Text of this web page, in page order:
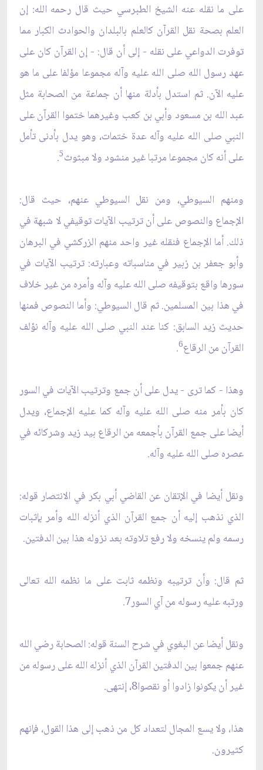
على ما نقله عنه الشيخ الطبرسي حيث قال رحمه الله: إن
العلم بصحة نقل القرآن كالعلم بالبلدان والحوادث الكبار مما
توفرت الدواعي على نقله - إلى أن قال: - إن القرآن كان على
عهد رسول الله صلى الله عليه وآله مجموعا مؤلفا على ما هو
عليه الآن. ثم استدل بأدلة منها أن جماعة من الصحابة مثل
عبد الله بن مسعود وأبي بن كعب وغيرهما ختموا القرآن على
النبي صلى الله عليه وآله عدة ختمات، وهو يدل بأدنى تأمل
على أنه كان مجموعا مرتبا غير منشود ولا مبثوث5
.
ومنهم السيوطي، ومن نقل السيوطي عنهم، حيث قال:
الإجماع والنصوص على أن ترتيب الآيات توقيفي لا شبهة في
ذلك. أما الإجماع فنقله غير واحد منهم الزركشي في البرهان
وأبو جعفر بن زبير في مناسباته وعبارته: ترتيب الآيات في
سورها واقع بتوقيفه صلى الله عليه وآله وأمره من غير خلاف
في هذا بين المسلمين. ثم قال السيوطي: وأما النصوص فمنها
حديث زيد السابق: كنا عند النبي صلى الله عليه وآله نؤلف
القرآن من الرقاع6
.
وهذا - كما ترى - يدل على أن جمع وترتيب الآيات في السور
كان بأمر منه صلى الله عليه وآله كما عليه الإجماع، ويدل
أيضا على جمع القرآن بأجمعه من الرقاع بيد زيد وشركائه في
عصره صلى الله عليه وآله.
ونقل أيضا في الإتقان عن القاضي أبي بكر في الانتصار قوله:
الذي نذهب إليه أن جمع القرآن الذي أنزله الله وأمر بإثبات
رسمه ولم ينسخه ولا رفع تلاوته بعد نزوله هذا بين الدفتين.
ثم قال: وأن ترتيبه ونظمه ثابت على ما نظمه الله تعالى
ورتبه عليه رسوله من آي السور7.
ونقل أيضا عن البغوي في شرح السنة قوله: الصحابة رضي الله
عنهم جمعوا بين الدفتين القرآن الذي أنزله الله على رسوله من
غير أن يكونوا زادوا أو نقصوا8، إنتهى.
هذا، ولا يسع المجال لتعداد كل من ذهب إلى هذا القول، فإنهم
كثيرون.